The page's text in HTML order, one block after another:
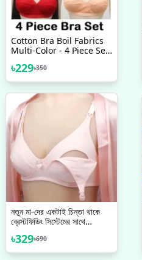
Cotton Bra Boil Fabrics
Multi-Color - 4 Piece Set
৳229৳350
নতুন মা-দের একটাই চিন্তা থাকে
ব্রেস্টফিডিং সিস্টেমের সাথে
৳329৳690